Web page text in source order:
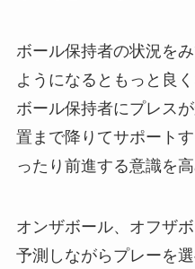
ボール保持者の状況を
ようになるともっと良く
ボール保持者にプレス
置まで降りてサポート
ったり前進する意識を高
オンザボール、オフザ
予測しながらプレーを